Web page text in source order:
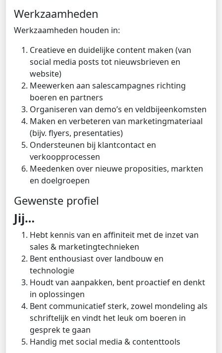
Werkzaamheden
Werkzaamheden houden in:
Creatieve en duidelijke content maken (van
social media posts tot nieuwsbrieven en
website)
Meewerken aan salescampagnes richting
boeren en partners
Organiseren van demo’s en veldbijeenkomsten
Maken en verbeteren van marketingmateriaal
(bijv. flyers, presentaties)
Ondersteunen bij klantcontact en
verkoopprocessen
Meedenken over nieuwe proposities, markten
en doelgroepen
Gewenste profiel
Jij…
Hebt kennis van en affiniteit met de inzet van
sales & marketingtechnieken
Bent enthousiast over landbouw en
technologie
Houdt van aanpakken, bent proactief en denkt
in oplossingen
Bent communicatief sterk, zowel mondeling als
schriftelijk en vindt het leuk om boeren in
gesprek te gaan
Handig met social media & contenttools